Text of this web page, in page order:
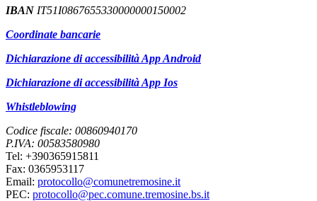
IBAN IT51I0867655330000000150002
Coordinate bancarie
Dichiarazione di accessibilità App Android
Dichiarazione di accessibilità App Ios
Whistleblowing
Codice fiscale: 00860940170
P.IVA: 00583580980
Tel: +390365915811
Fax: 0365953117
Email: protocollo@comunetremosine.it
PEC: protocollo@pec.comune.tremosine.bs.it